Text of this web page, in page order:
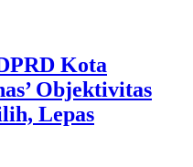
Kota
Objektivitas
Lepas